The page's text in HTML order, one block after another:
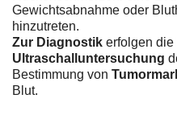
Gewichtsabnahme oder
hinzutreten.
Zur Diagnostik erfolgen
Ultraschalluntersuchung
Bestimmung von
Blut.